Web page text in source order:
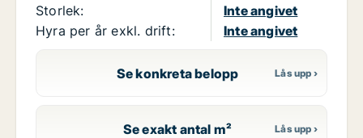
Storlek:
Inte angivet
Hyra per år exkl. drift:
Inte angivet
Se konkreta belopp
Se exakt antal m²